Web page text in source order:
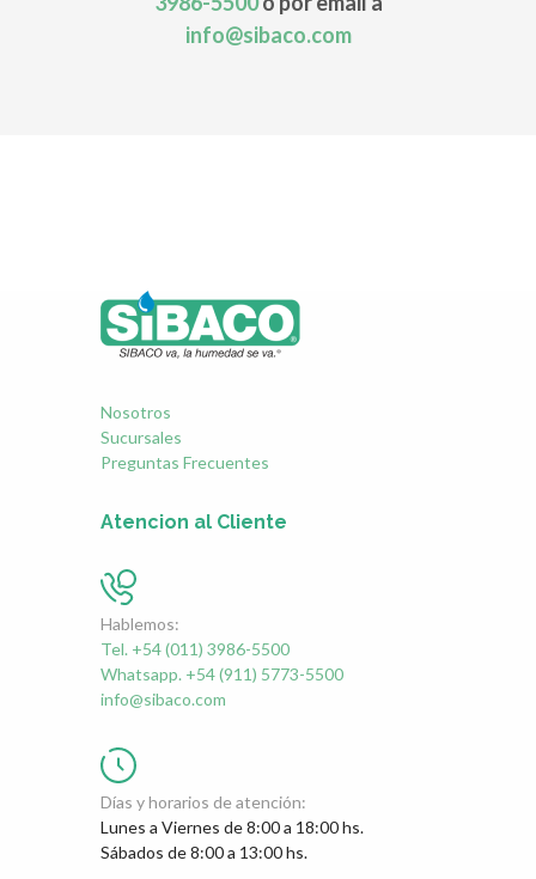
info@sibaco.com
Nosotros
Sucursales
Preguntas Frecuentes
Atencion al Cliente
Hablemos:
Tel. +54 (011) 3986-5500
Whatsapp. +54 (911) 5773-5500
info@sibaco.com
Días y horarios de atención:
Lunes a Viernes de 8:00 a 18:00 hs.
Sábados de 8:00 a 13:00 hs.